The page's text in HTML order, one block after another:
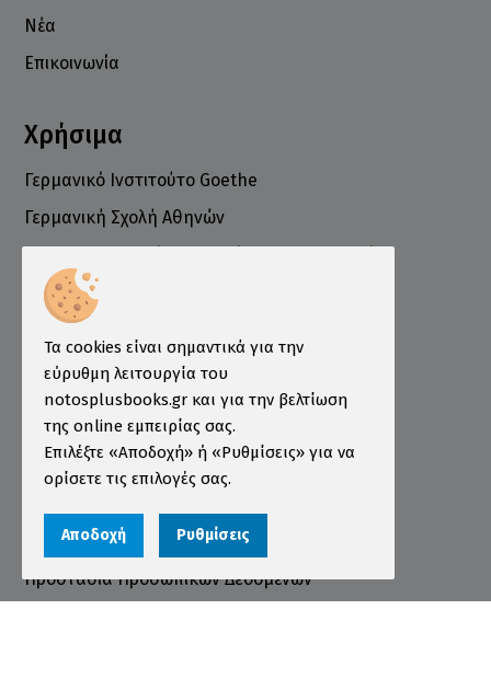
Νέα
Επικοινωνία
Χρήσιμα
Γερμανικό Ινστιτούτο Goethe
Γερμανική Σχολή Αθηνών
Επιμελητήριο
Ινστιτούτο ÖSD Ελλάδας
Πληροφορίες
Τρόποι Παραγγελίας
Τρόποι Πληρωμής
Τρόποι Αποστολής
Όροι χρήσης
Προστασία Προσωπικών Δεδομένων
Τα cookies είναι σημαντικά για την
εύρυθμη λειτουργία του
notosplusbooks.gr και για την βελτίωση
της online εμπειρίας σας.
Επιλέξτε «Αποδοχή» ή «Ρυθμίσεις» για να
ορίσετε τις επιλογές σας.
Αποδοχή Ρυθμίσεις